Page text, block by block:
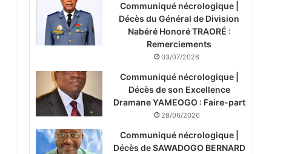
Communiqué nécrologique |
Décès du Général de Division
Nabéré Honoré TRAORÉ :
Remerciements
03/07/2026
Communiqué nécrologique |
Décès de son Excellence
Dramane YAMEOGO : Faire-part
28/06/2026
Communiqué nécrologique |
Décès de SAWADOGO BERNARD